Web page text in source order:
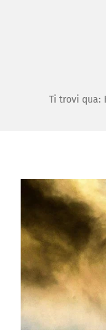
Ti trovi qua: